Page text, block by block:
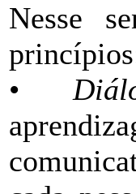
Nesse
•